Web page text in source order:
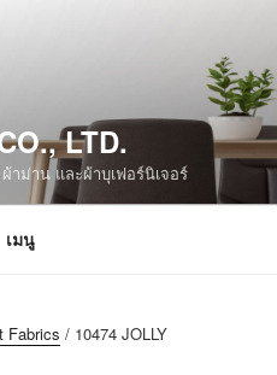
LTD.
าม่าน และผ้าบุเฟอร์นิเจอร์
เมนู
Fabrics / 10474 JOLLY